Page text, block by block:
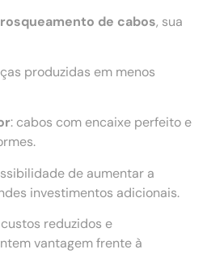
de cabos, sua
produzidas em menos
: cabos com encaixe perfeito e
de aumentar a
investimentos adicionais.
custos reduzidos e
vantagem frente à